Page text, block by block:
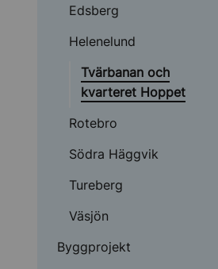
Edsberg
Helenelund
Tvärbanan och
kvarteret Hoppet
Rotebro
Södra Häggvik
Tureberg
Väsjön
Byggprojekt